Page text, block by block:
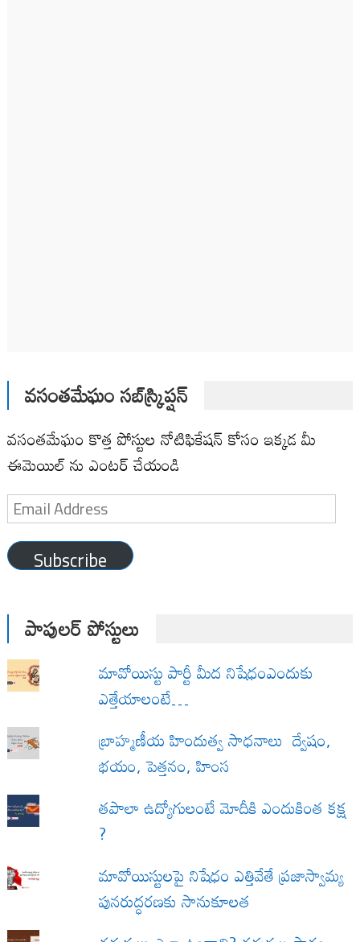
వసంతమేఘం సబ్‌స్క్రిప్షన్
వసంతమేఘం కొత్త పోస్టుల నోటిఫికేషన్ కోసం ఇక్కడ మీ
ఈమెయిల్ ను ఎంటర్ చేయండి
Email
Address
Subscribe
పాపులర్ పోస్టులు
మావోయిస్టు పార్టీ మీద నిషేధంఎందుకు
ఎత్తేయాలంటే…
బ్రాహ్మణీయ హిందుత్వ సాధనాలు ద్వేషం,
భయం, పెత్తనం, హింస
త‌పాలా ఉద్యోగులంటే మోదీకి ఎందుకింత కక్ష
?
మావోయిస్టులపై నిషేధం ఎత్తివేతే ప్రజాస్వామ్య
పునరుద్ధరణకు సానుకూలత